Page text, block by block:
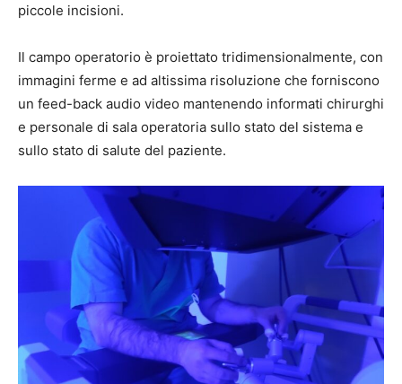
piccole incisioni.
Il campo operatorio è proiettato tridimensionalmente, con
immagini ferme e ad altissima risoluzione che forniscono
un feed-back audio video mantenendo informati chirurghi
e personale di sala operatoria sullo stato del sistema e
sullo stato di salute del paziente.